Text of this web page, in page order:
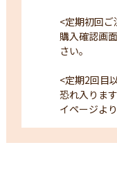
<定期初回ご
購入確認画
さい。
<定期2回目
恐れ入りま
イページよ